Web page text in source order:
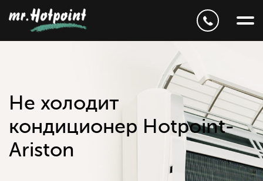
Не холодит
кондиционер Hotpoint-
Ariston